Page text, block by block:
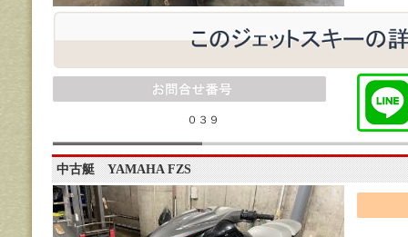
０３９
中古艇 YAMAHA FZS